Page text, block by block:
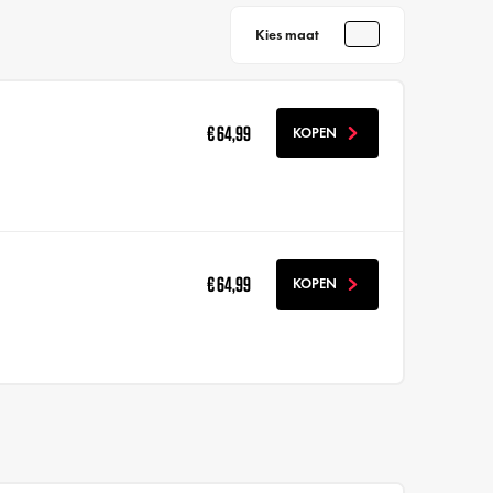
Kies maat
€ 64,99 KOPEN
€ 64,99 KOPEN